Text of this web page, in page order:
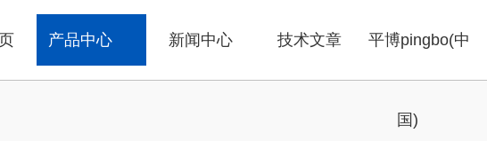
产品中心 新闻中心 技术文章 平博pingbo(中
国)